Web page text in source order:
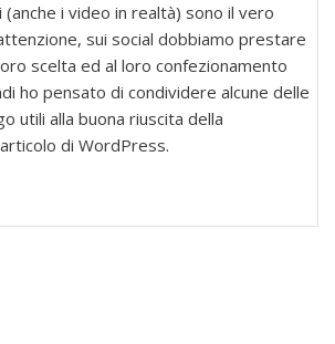
(anche i video in realtà) sono il vero
sui social dobbiamo prestare
scelta ed al loro confezionamento
ho pensato di condividere alcune delle
utili alla buona riuscita della
di WordPress.